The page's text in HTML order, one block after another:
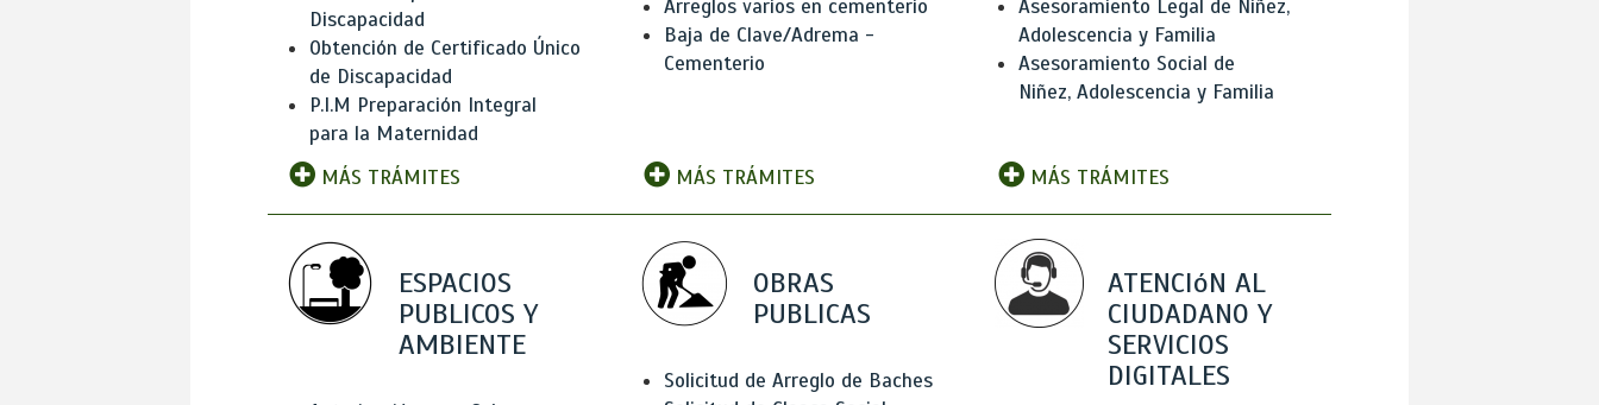
Discapacidad
Obtención de Certificado Único
de Discapacidad
P.I.M Preparación Integral
para la Maternidad
MÁS TRÁMITES
Arreglos varios en cementerio
Baja de Clave/Adrema -
Cementerio
MÁS TRÁMITES
Asesoramiento Legal de Niñez,
Adolescencia y Familia
Asesoramiento Social de
Niñez, Adolescencia y Familia
MÁS TRÁMITES
ESPACIOS
PUBLICOS Y
AMBIENTE
OBRAS
PUBLICAS
Solicitud de Arreglo de Baches
ATENCIóN AL
CIUDADANO Y
SERVICIOS
DIGITALES